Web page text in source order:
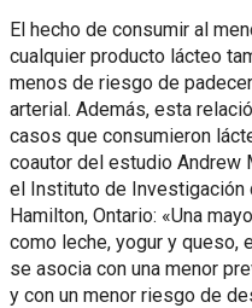
El hecho de consumir al
cualquier producto lácteo
menos de riesgo de
arterial. Además, esta
casos que consumieron
coautor del estudio Andrew
el Instituto de Investigación
Hamilton, Ontario: «Una
como leche, yogur y queso,
se asocia con una menor
y con un menor riesgo de